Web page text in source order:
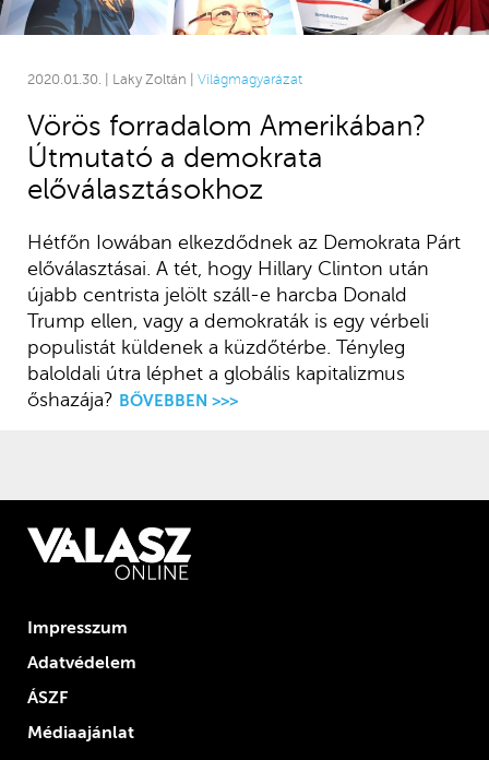
2020.01.30. | Laky Zoltán | Világmagyarázat
Vörös forradalom Amerikában?
Útmutató a demokrata
előválasztásokhoz
Hétfőn Iowában elkezdődnek az Demokrata Párt
előválasztásai. A tét, hogy Hillary Clinton után
újabb centrista jelölt száll-e harcba Donald
Trump ellen, vagy a demokraták is egy vérbeli
populistát küldenek a küzdőtérbe. Tényleg
baloldali útra léphet a globális kapitalizmus
őshazája? BŐVEBBEN >>>
Impresszum
Adatvédelem
ÁSZF
Médiaajánlat